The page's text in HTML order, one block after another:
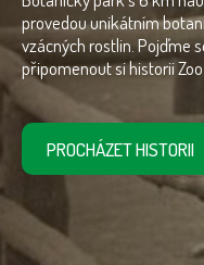
provedou unikátním
vzácných rostlin. Pojďme
připomenout si historii Zoo
PROCHÁZET HISTORII